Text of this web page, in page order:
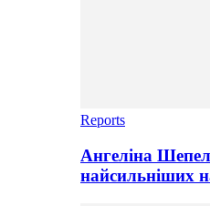
Reports
Ангеліна
найсильніших